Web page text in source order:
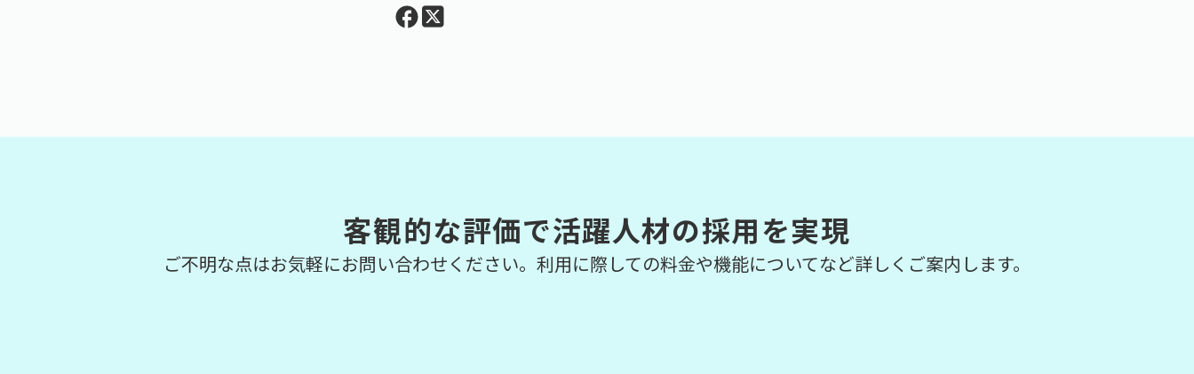
客観的な評価で活躍人材の採用を実現
ご不明な点はお気軽にお問い合わせください。利用に際しての料金や機能についてなど詳しくご案内します。